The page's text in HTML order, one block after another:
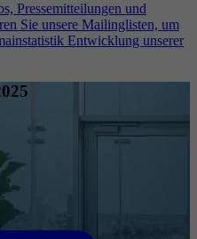
Pressemitteilungen und
Sie unsere Mailinglisten, um
Entwicklung unserer